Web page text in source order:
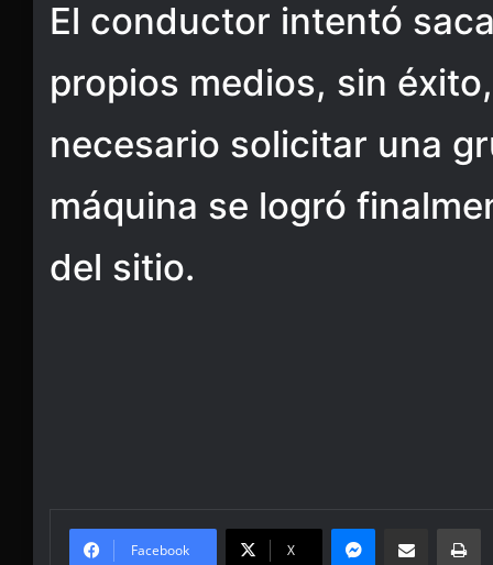
El conductor intentó
propios medios, sin
necesario solicitar una
máquina se logró
del sitio.
Facebook X
Messenger
Share via Email